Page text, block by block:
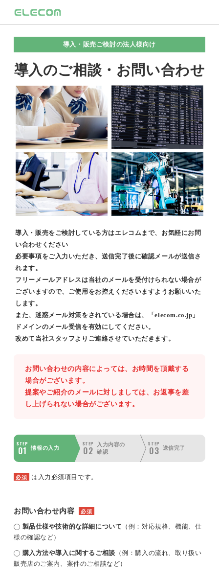
導入・販売ご検討の法人様向け
導入のご相談・お問い合わせ
導入・販売をご検討している方はエレコムまで、お気軽にお問
い合わせください
必要事項をご入力いただき、送信完了後に確認メールが送信さ
れます。
フリーメールアドレスは当社のメールを受付けられない場合が
ございますので、ご使用をお控えくださいますようお願いいた
します。
また、迷惑メール対策をされている場合は、「elecom.co.jp」
ドメインのメール受信を有効にしてください。
改めて当社スタッフよりご連絡させていただきます。
お問い合わせの内容によっては、お時間を頂戴する
場合がございます。
提案やご紹介のメールに対しましては、お返事を差
し上げられない場合がございます。
STEP
01 情報の入力
STEP
02
入力内容の
確認
STEP
03 送信完了
必須 は入力必須項目です。
お問い合わせ内容 必須
製品仕様や技術的な詳細について （例：対応規格、機能、仕
様の確認など）
購入方法や導入に関するご相談 （例：購入の流れ、取り扱い
販売店のご案内、案件のご相談など）